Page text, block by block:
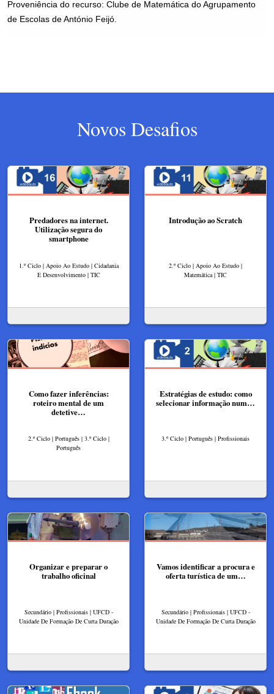
Novos Desafios
Predadores na internet.
Utilização segura do
smartphone
1.º Ciclo | Apoio Ao Estudo | Cidadania
E Desenvolvimento | TIC
Introdução ao Scratch
2.º Ciclo | Apoio Ao Estudo |
Matemática | TIC
Como fazer inferências:
roteiro mental de um
detetive…
2.º Ciclo | Português | 3.º Ciclo |
Português
Estratégias de estudo: como
selecionar informação num…
3.º Ciclo | Português | Profissionais
Organizar e preparar o
trabalho oficinal
Secundário | Profissionais | UFCD -
Unidade De Formação De Curta Duração
Vamos identificar a procura e
oferta turística de um…
Secundário | Profissionais | UFCD -
Unidade De Formação De Curta Duração